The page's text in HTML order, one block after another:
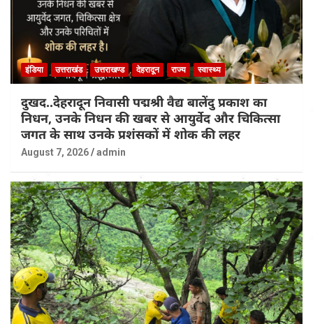
इंडिया उत्तराखंड उत्तराखण्ड देहरादून राज्य स्वास्थ्य
दुखद..देहरादून निवासी पद्मश्री वैद्य बालेंदु प्रकाश का
निधन, उनके निधन की खबर से आयुर्वेद और चिकित्सा
जगत के साथ उनके प्रशंसकों में शोक की लहर
August 7, 2026 admin